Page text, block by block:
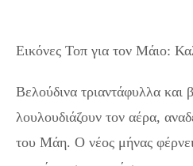
Εικόνες Τοπ για τον Μάιο:
Βελούδινα τριαντάφυλλα και
λουλουδιάζουν τον αέρα,
του Μάη. Ο νέος μήνας